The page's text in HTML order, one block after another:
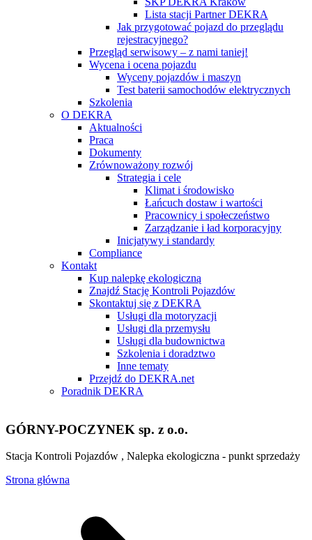
Lista stacji Partner DEKRA
Jak przygotować pojazd do przeglądu
rejestracyjnego?
Przegląd serwisowy – z nami taniej!
Wycena i ocena pojazdu
Wyceny pojazdów i maszyn
Test baterii samochodów elektrycznych
Szkolenia
O DEKRA
Aktualności
Praca
Dokumenty
Zrównoważony rozwój
Strategia i cele
Klimat i środowisko
Łańcuch dostaw i wartości
Pracownicy i społeczeństwo
Zarządzanie i ład korporacyjny
Inicjatywy i standardy
Compliance
Kontakt
Kup nalepkę ekologiczną
Znajdź Stację Kontroli Pojazdów
Skontaktuj się z DEKRA
Usługi dla motoryzacji
Usługi dla przemysłu
Usługi dla budownictwa
Szkolenia i doradztwo
Inne tematy
Przejdź do DEKRA.net
Poradnik DEKRA
GÓRNY-POCZYNEK sp. z o.o.
Stacja Kontroli Pojazdów , Nalepka ekologiczna - punkt sprzedaży
Strona główna